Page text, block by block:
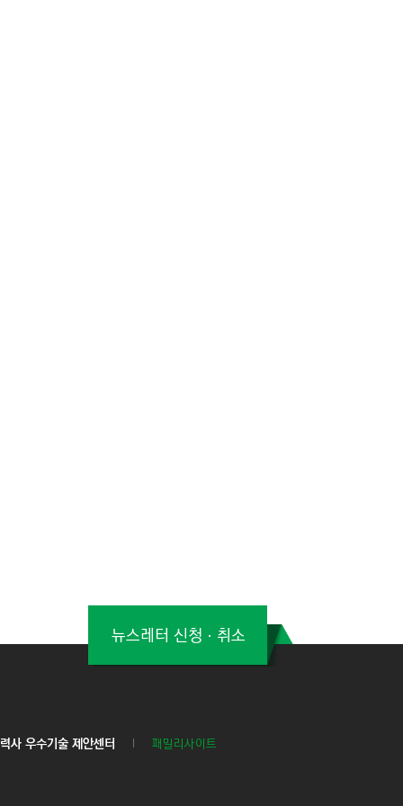
뉴스레터 신청ㆍ취소
사 우수기술 제안센터 패밀리사이트